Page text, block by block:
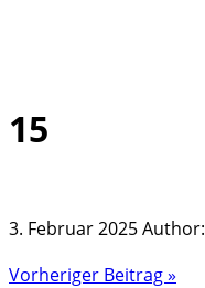
Skip
15
3. Februar 2025Author:
Vorheriger Beitrag »